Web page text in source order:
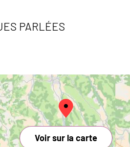
PARLÉES
Voir sur la carte